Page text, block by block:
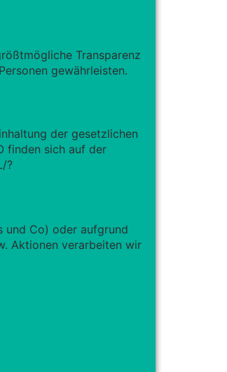
Transparenz
gewährleisten.
der gesetzlichen
finden sich auf der
?
und Co) oder aufgrund
Aktionen verarbeiten wir